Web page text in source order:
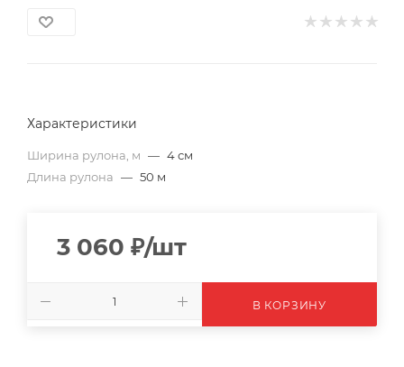
Характеристики
Ширина рулона, м — 4 см
Длина рулона — 50 м
3 060 ₽/шт
В КОРЗИНУ